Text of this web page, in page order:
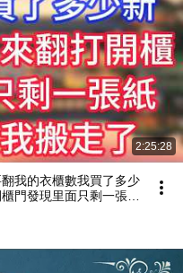
2:25:28
我的衣櫃數我買了多少
門發現里面只剩一張紙